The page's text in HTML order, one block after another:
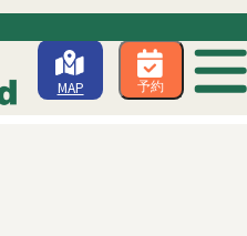
MAP 予約